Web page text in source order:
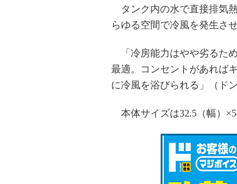
タンク内の水で直接排気
らゆる空間で冷風を発生させ
「冷房能力はやや劣るた
最適。コンセントがあれば
に冷風を浴びられる」（ド
本体サイズは32.5（幅）